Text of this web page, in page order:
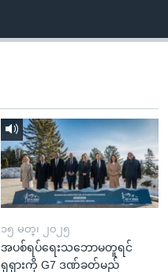
၁၅ မတ္၊ ၂၀၂၅
အပစ်ရပ်ရေးသဘောမတူရင်
ရုရှားကို G7 ဒဏ်ခတ်မည်